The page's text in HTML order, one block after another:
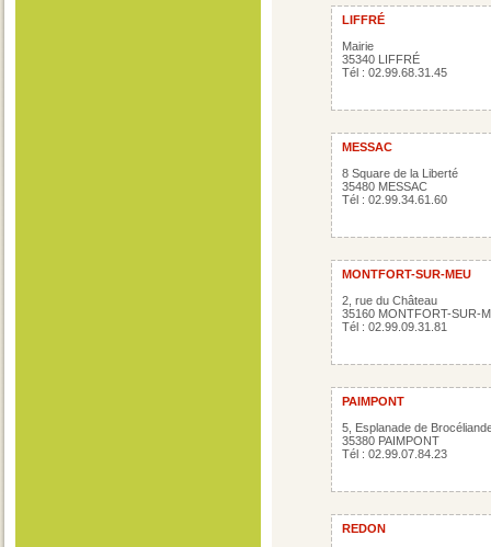
LIFFRÉ
Mairie
35340 LIFFRÉ
Tél : 02.99.68.31.45
MESSAC
8 Square de la Liberté
35480 MESSAC
Tél : 02.99.34.61.60
MONTFORT-SUR-MEU
2, rue du Château
35160 MONTFORT-SUR-
Tél : 02.99.09.31.81
PAIMPONT
5, Esplanade de
35380 PAIMPONT
Tél : 02.99.07.84.23
REDON